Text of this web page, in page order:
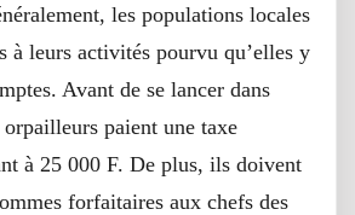
les populations locales
à leurs activités pourvu qu’elles y
Avant de se lancer dans
paient une taxe
à 25 000 F. De plus, ils doivent
forfaitaires aux chefs des